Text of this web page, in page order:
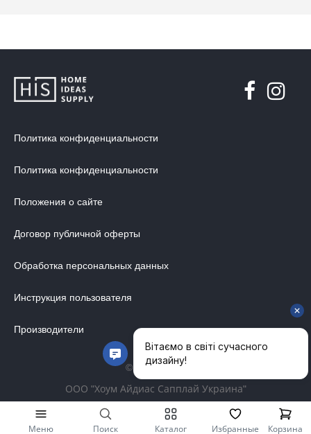
Политика конфиденциальности
Политика конфиденциальности
Положения о сайте
Договор публичной оферты
Обработка персональных данных
Инструкция пользователя
Производители
© 2014-2026
ООО "Хоум Айдиас Сапплай Украина"
Меню Поиск Каталог Избранные Корзина